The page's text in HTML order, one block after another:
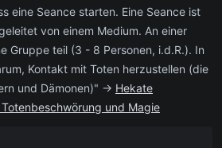
Kartenlegen, Träume, Stimmen, Visionen
ihr auch Erfahrungen in diesem Feld?
eine Seance starten. Eine Seance ist
von einem Medium. An einer
Gruppe teil (3 - 8 Personen, i.d.R.). In
Kontakt mit Toten herzustellen (die
und Dämonen)" -> Hekate
und Magie